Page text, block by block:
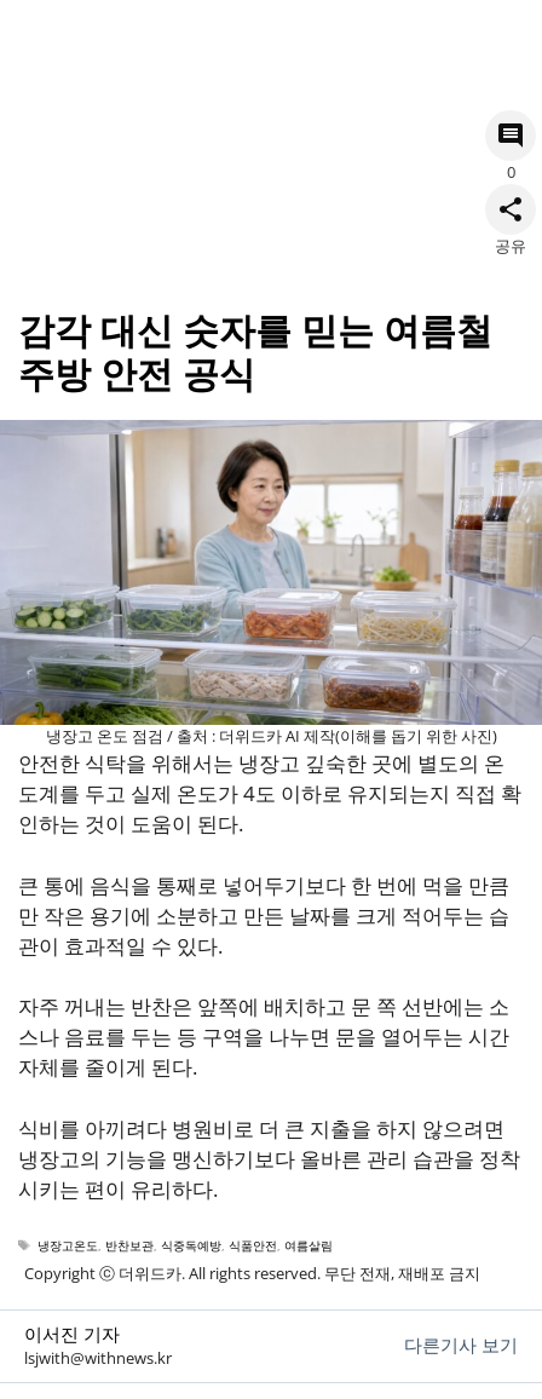
감각 대신 숫자를 믿는 여름철
주방 안전 공식
냉장고 온도 점검 / 출처 : 더위드카 AI 제작(이해를 돕기 위한 사진)
안전한 식탁을 위해서는 냉장고 깊숙한 곳에 별도의 온
도계를 두고 실제 온도가 4도 이하로 유지되는지 직접 확
인하는 것이 도움이 된다.
큰 통에 음식을 통째로 넣어두기보다 한 번에 먹을 만큼
만 작은 용기에 소분하고 만든 날짜를 크게 적어두는 습
관이 효과적일 수 있다.
자주 꺼내는 반찬은 앞쪽에 배치하고 문 쪽 선반에는 소
스나 음료를 두는 등 구역을 나누면 문을 열어두는 시간
자체를 줄이게 된다.
식비를 아끼려다 병원비로 더 큰 지출을 하지 않으려면
냉장고의 기능을 맹신하기보다 올바른 관리 습관을 정착
시키는 편이 유리하다.
0
공유
태
냉장고온도, 반찬보관, 식중독예방, 식품안전, 여름살림
Copyright ⓒ 더위드카. All rights reserved. 무단 전재, 재배포 금지
이서진 기자
lsjwith@withnews.kr
다른기사 보기